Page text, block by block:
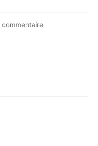
commentaire